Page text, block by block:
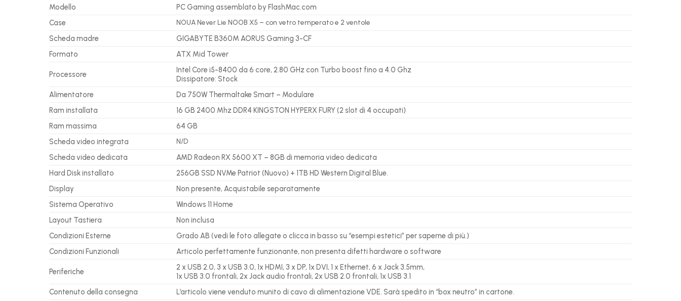
Modello
PC Gaming assemblato by FlashMac.com
Case
NOUA Never Lie NOOB X5 – con vetro temperato e 2 ventole
Scheda madre
GIGABYTE B360M AORUS Gaming 3-CF
Formato
ATX Mid Tower
Processore
Intel Core i5-8400 da 6 core, 2.80 GHz con Turbo boost fino a 4.0 Ghz
Dissipatore: Stock
Alimentatore
Da 750W Thermaltake Smart – Modulare
Ram installata
16 GB 2400 Mhz DDR4 KINGSTON HYPERX FURY (2 slot di 4 occupati)
Ram massima
64 GB
Scheda video integrata
N/D
Scheda video dedicata
AMD Radeon RX 5600 XT – 8GB di memoria video dedicata
Hard Disk installato
256GB SSD NVMe Patriot (Nuovo) + 1TB HD Western Digital Blue.
Display
Non presente, Acquistabile separatamente
Sistema Operativo
Windows 11 Home
Layout Tastiera
Non inclusa
Condizioni Esterne
Grado AB (vedi le foto allegate o clicca in basso su “esempi estetici” per saperne di più.)
Condizioni Funzionali
Articolo perfettamente funzionante, non presenta difetti hardware o software
Periferiche
2 x USB 2.0, 3 x USB 3.0, 1x HDMI, 3 x DP, 1x DVI, 1 x Ethernet, 6 x Jack 3.5mm,
1x USB 3.0 frontali, 2x Jack audio frontali, 2x USB 2.0 frontali, 1x USB 3.1
Contenuto della consegna
L’articolo viene venduto munito di cavo di alimentazione VDE. Sarà spedito in “box neutro” in cartone.